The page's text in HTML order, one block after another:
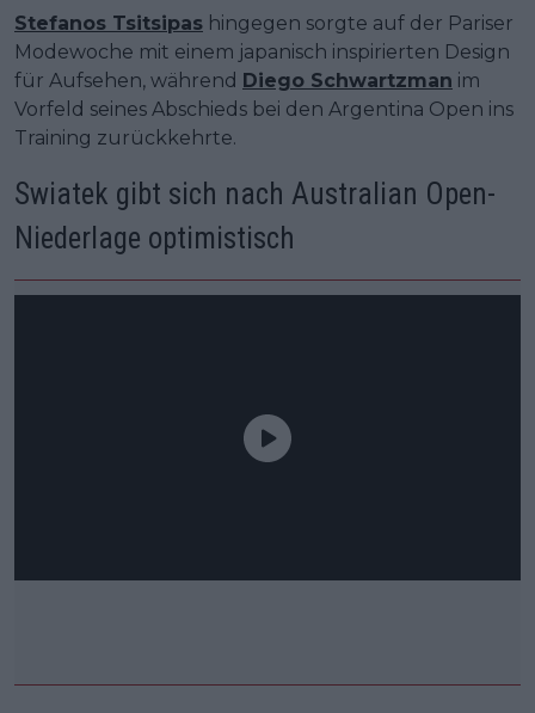
Stefanos Tsitsipas hingegen sorgte auf der Pariser
Modewoche mit einem japanisch inspirierten Design
für Aufsehen, während Diego Schwartzman im
Vorfeld seines Abschieds bei den Argentina Open ins
Training zurückkehrte.
Swiatek gibt sich nach Australian Open-
Niederlage optimistisch